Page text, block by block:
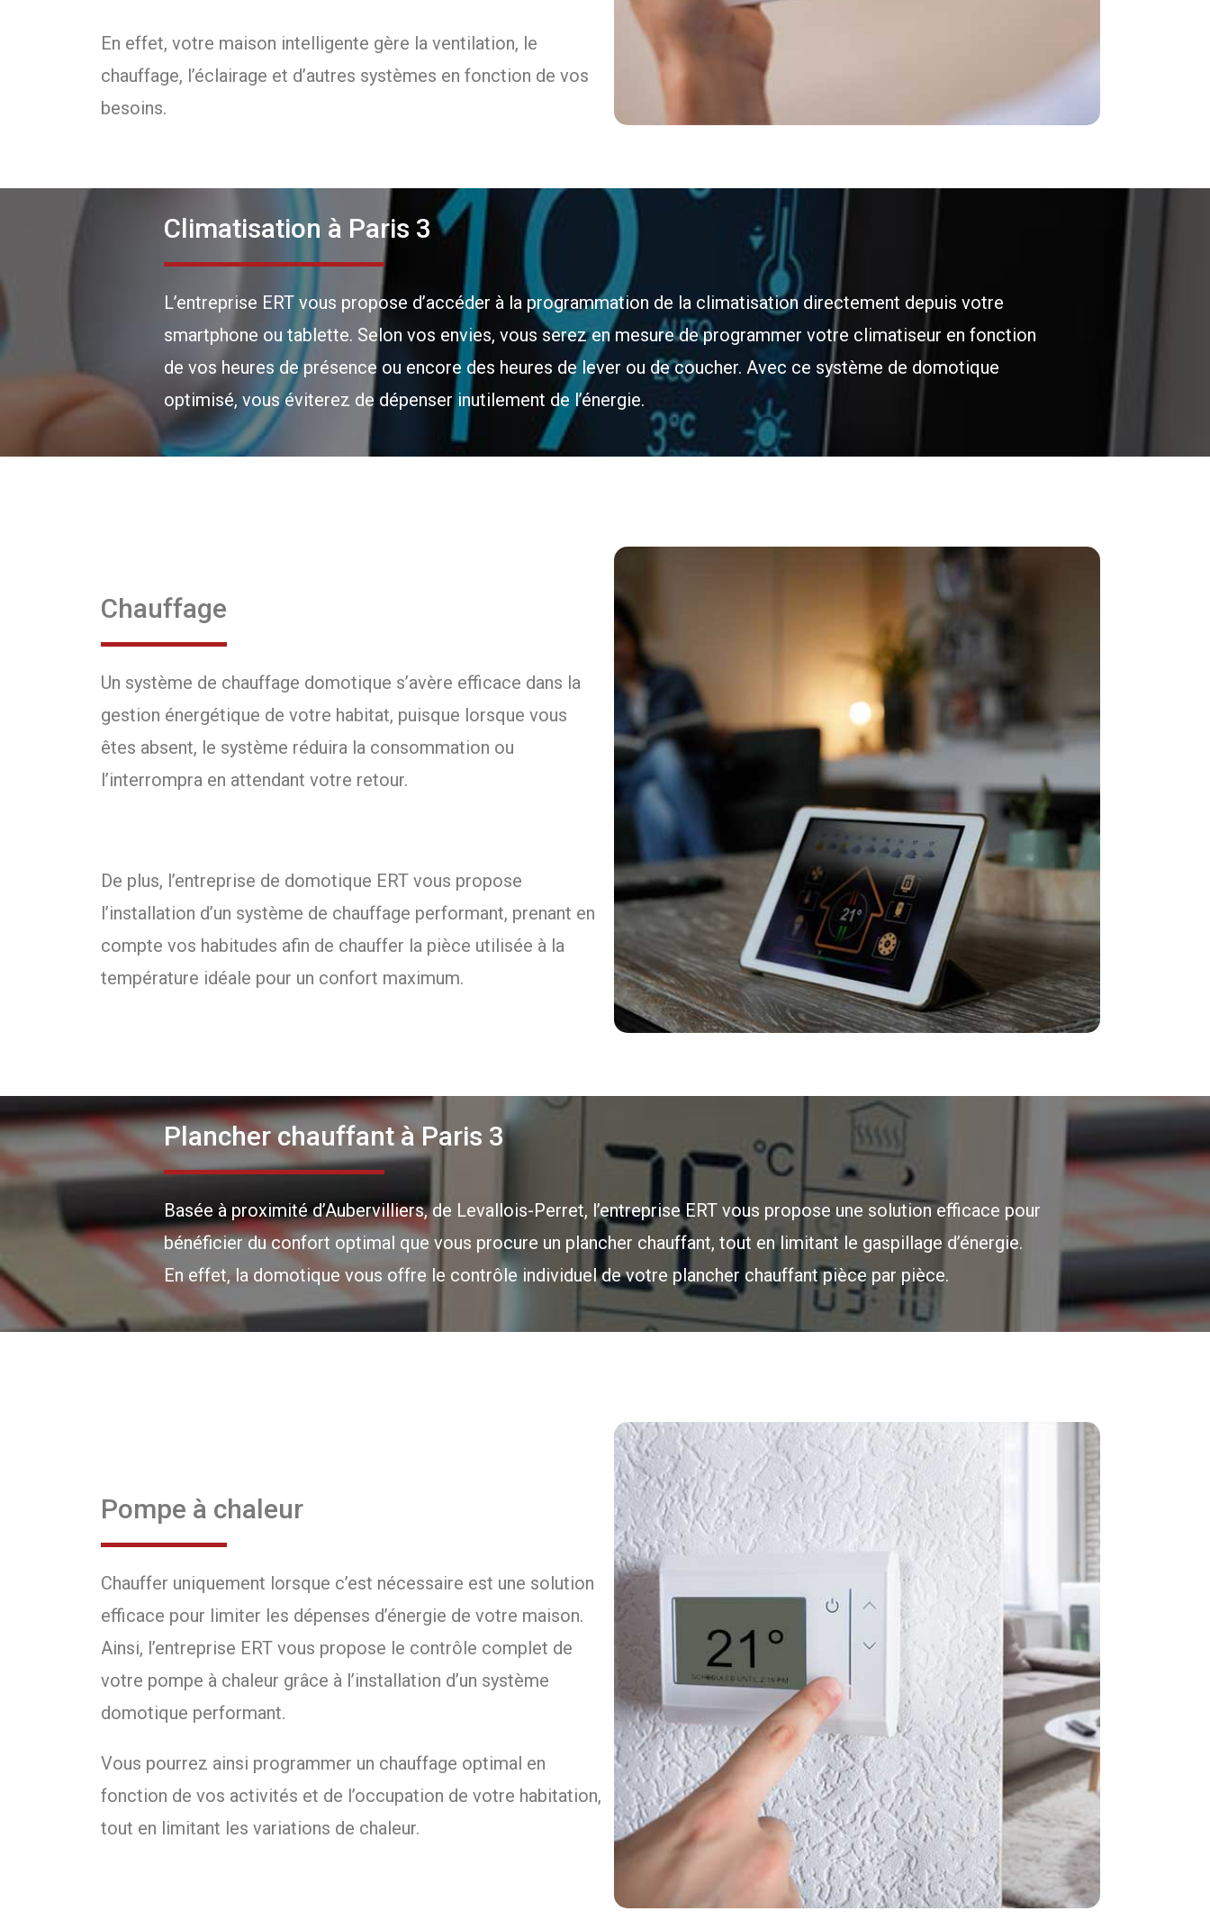
En effet, votre maison intelligente gère la ventilation, le
chauffage, l’éclairage et d’autres systèmes en fonction de vos
besoins.
Climatisation à Paris 3
L’entreprise ERT vous propose d’accéder à la programmation de la climatisation directement depuis votre
smartphone ou tablette. Selon vos envies, vous serez en mesure de programmer votre climatiseur en fonction
de vos heures de présence ou encore des heures de lever ou de coucher. Avec ce système de domotique
optimisé, vous éviterez de dépenser inutilement de l’énergie.
Chauffage
Un système de chauffage domotique s’avère efficace dans la
gestion énergétique de votre habitat, puisque lorsque vous
êtes absent, le système réduira la consommation ou
l’interrompra en attendant votre retour.
De plus, l’entreprise de domotique ERT vous propose
l’installation d’un système de chauffage performant, prenant en
compte vos habitudes afin de chauffer la pièce utilisée à la
température idéale pour un confort maximum.
Plancher chauffant à Paris 3
Basée à proximité d’Aubervilliers, de Levallois-Perret, l’entreprise ERT vous propose une solution efficace pour
bénéficier du confort optimal que vous procure un plancher chauffant, tout en limitant le gaspillage d’énergie.
En effet, la domotique vous offre le contrôle individuel de votre plancher chauffant pièce par pièce.
Pompe à chaleur
Chauffer uniquement lorsque c’est nécessaire est une solution
efficace pour limiter les dépenses d’énergie de votre maison.
Ainsi, l’entreprise ERT vous propose le contrôle complet de
votre pompe à chaleur grâce à l’installation d’un système
domotique performant.
Vous pourrez ainsi programmer un chauffage optimal en
fonction de vos activités et de l’occupation de votre habitation,
tout en limitant les variations de chaleur.